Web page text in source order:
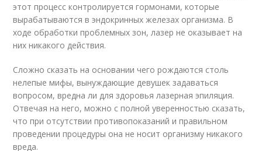
этот процесс контролируется гормонами, которые
вырабатываются в эндокринных железах организма. В
ходе обработки проблемных зон, лазер не оказывает на
них никакого действия.
Сложно сказать на основании чего рождаются столь
нелепые мифы, вынуждающие девушек задаваться
вопросом, вредна ли для здоровья лазерная эпиляция.
Отвечая на него, можно с полной уверенностью сказать,
что при отсутствии противопоказаний и правильном
проведении процедуры она не носит организму никакого
вреда.